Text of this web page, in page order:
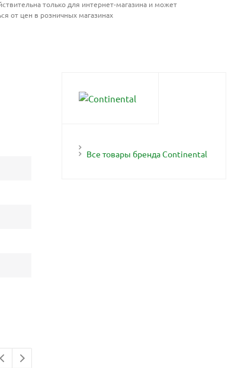
только для интернет-магазина и может
от цен в розничных магазинах
Все товары бренда Continental